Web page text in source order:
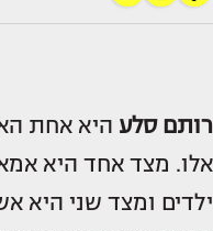
רותם סלע היא אחת
אלו. מצד אחד היא
ילדים ומצד שני היא